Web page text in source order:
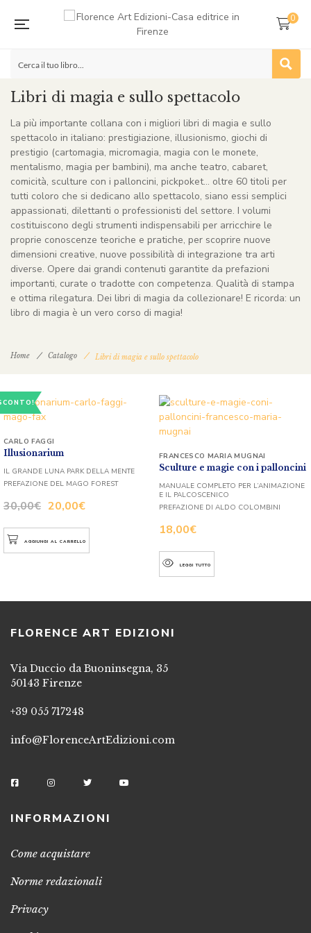
0
Libri di magia e sullo spettacolo
La più importante collana con i migliori libri di magia e sullo
spettacolo in italiano: prestigiazione, illusionismo, giochi di
prestigio (cartomagia, micromagia, magia con le monete,
mentalismo, magia per bambini), ma anche teatro, cabaret,
comicità, sculture con i palloncini, pickpoket… oltre 60 titoli per
tutti coloro che si dedicano allo spettacolo, siano essi semplici
appassionati, dilettanti o professionisti del settore. I volumi
costituiscono degli strumenti indispensabili per arricchire le
proprie conoscenze teoriche e pratiche, per scoprire nuove
dimensioni creative, nuove possibilità di integrazione tra arti
diverse. Opere dai grandi contenuti garantite da prefazioni
importanti, curate o tradotte con competenza. Qualità di stampa
e ottima rilegatura. Dei libri di magia da collezionare! E ricorda: un
libro di magia è un vero corso di magia!
Home Catalogo Libri di magia e sullo spettacolo
Illusionarium
30,00€ 20,00€
CARLO FAGGI
IL GRANDE LUNA PARK DELLA MENTE
PREFAZIONE DEL MAGO FOREST
AGGIUNGI AL CARRELLO
Sculture e magie con i palloncini
18,00€
FRANCESCO MARIA MUGNAI
MANUALE COMPLETO PER L’ANIMAZIONE
E IL PALCOSCENICO
PREFAZIONE DI ALDO COLOMBINI
LEGGI TUTTO
FLORENCE ART EDIZIONI
Via Duccio da Buoninsegna, 35
50143 Firenze
+39 055 717248
info@FlorenceArtEdizioni.com
INFORMAZIONI
Come acquistare
Norme redazionali
Privacy